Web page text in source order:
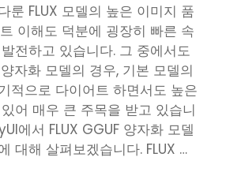
룬 FLUX 모델의 높은 이미지 품
이해도 덕분에 굉장히 빠른 속
전하고 있습니다. 그 중에서도
자화 모델의 경우, 기본 모델의
적으로 다이어트 하면서도 높은
어 매우 큰 주목을 받고 있습니
에서 FLUX GGUF 양자화 모델
대해 살펴보겠습니다. FLUX …